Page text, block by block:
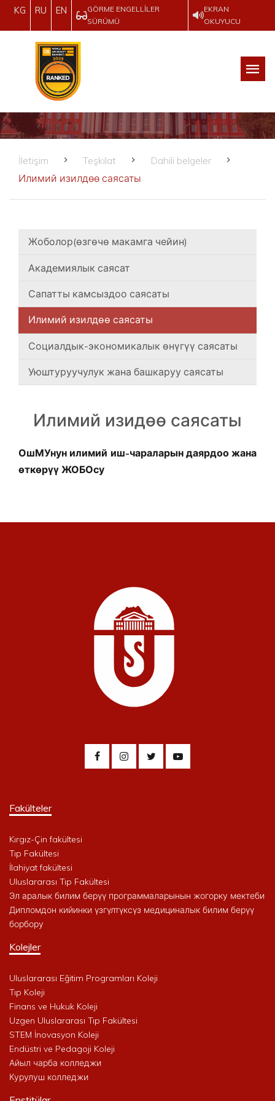
KG RU EN
GÖRME ENGELLILER
SÜRÜMÜ
EKRAN
OKUYUCU
İletişim Teşkilat
Dahili belgeler
Илимий изилдөө саясаты
Жоболор(өзгөчө макамга чейин)
Академиялык саясат
Сапатты камсыздоо саясаты
Илимий изилдөө саясаты
Социалдык-экономикалык өнүгүү саясаты
Уюштуруучулук жана башкаруу саясаты
Илимий изидөө саясаты
ОшМУнун илимий иш-чараларын даярдоо жана
өткөрүү ЖОБОсу
Fakülteler
Kırgız-Çin fakültesi
Tıp Fakültesi
İlahiyat fakültesi
Uluslararası Tıp Fakültesi
Эл аралык билим берүү программаларынын жогорку мектеби
Дипломдон кийинки үзгүлтүксүз медициналык билим берүү
борбору
Kolejler
Uluslararası Eğitim Programları Koleji
Tıp Koleji
Finans ve Hukuk Koleji
Uzgen Uluslararası Tıp Fakültesi
STEM İnovasyon Koleji
Endüstri ve Pedagoji Koleji
Айыл чарба колледжи
Курулуш колледжи